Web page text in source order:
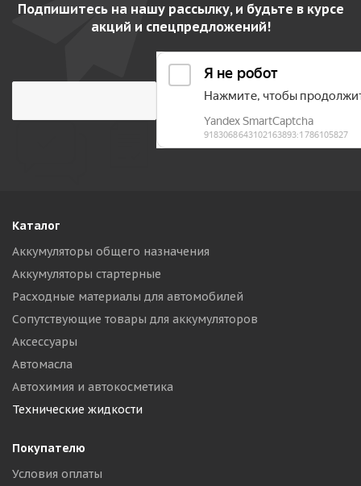
Подпишитесь на нашу рассылку, и будьте в курсе
акций и спецпредложений!
Каталог
Аккумуляторы общего назначения
Аккумуляторы стартерные
Расходные материалы для автомобилей
Сопутствующие товары для аккумуляторов
Аксессуары
Автомасла
Автохимия и автокосметика
Технические жидкости
Покупателю
Условия оплаты